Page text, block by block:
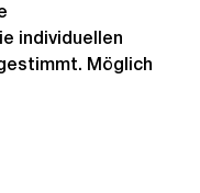
individuellen
Möglich